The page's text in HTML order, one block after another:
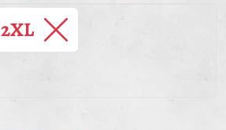
2XL